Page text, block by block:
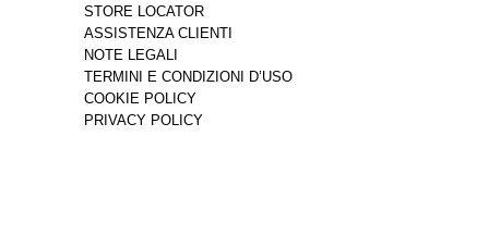
STORE LOCATOR
ASSISTENZA CLIENTI
NOTE LEGALI
TERMINI E CONDIZIONI D’USO
COOKIE POLICY
PRIVACY POLICY